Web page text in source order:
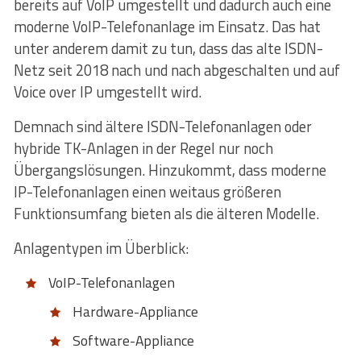
bereits auf VoIP umgestellt und dadurch auch eine
moderne VoIP-Telefonanlage im Einsatz. Das hat
unter anderem damit zu tun, dass das alte ISDN-
Netz seit 2018 nach und nach abgeschalten und auf
Voice over IP umgestellt wird.
Demnach sind ältere ISDN-Telefonanlagen oder
hybride TK-Anlagen in der Regel nur noch
Übergangslösungen. Hinzukommt, dass moderne
IP-Telefonanlagen einen weitaus größeren
Funktionsumfang bieten als die älteren Modelle.
Anlagentypen im Überblick:
VoIP-Telefonanlagen
Hardware-Appliance
Software-Appliance